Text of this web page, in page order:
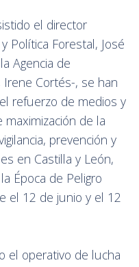
el director
Política Forestal, José
Agencia de
Irene Cortés-, se han
refuerzo de medios y
de la
prevención y
en Castilla y León,
Época de Peligro
el 12 de junio y el 12
el operativo de lucha